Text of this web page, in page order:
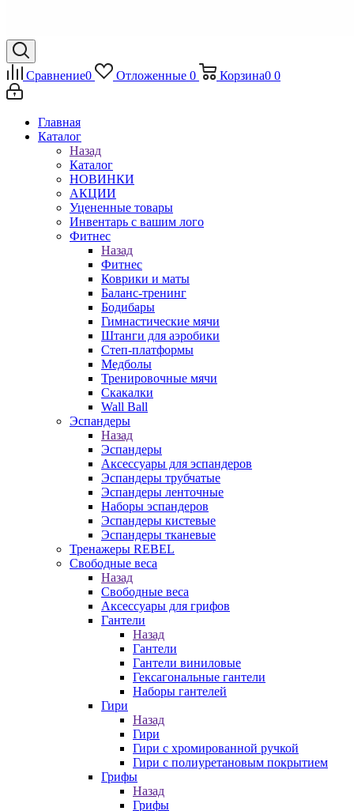
Сравнение0 Отложенные 0 Корзина0 0
Главная
Каталог
Назад
Каталог
НОВИНКИ
АКЦИИ
Уцененные товары
Инвентарь с вашим лого
Фитнес
Назад
Фитнес
Коврики и маты
Баланс-тренинг
Бодибары
Гимнастические мячи
Штанги для аэробики
Степ-платформы
Медболы
Тренировочные мячи
Скакалки
Wall Ball
Эспандеры
Назад
Эспандеры
Аксессуары для эспандеров
Эспандеры трубчатые
Эспандеры ленточные
Наборы эспандеров
Эспандеры кистевые
Эспандеры тканевые
Тренажеры REBEL
Свободные веса
Назад
Свободные веса
Аксессуары для грифов
Гантели
Назад
Гантели
Гантели виниловые
Гексагональные гантели
Наборы гантелей
Гири
Назад
Гири
Гири с хромированной ручкой
Гири с полиуретановым покрытием
Грифы
Назад
Грифы